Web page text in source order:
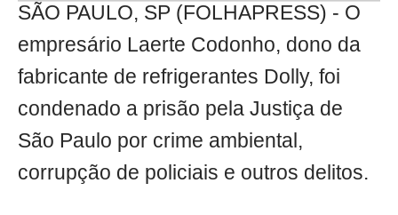
SÃO PAULO, SP (FOLHAPRESS) - O
empresário Laerte Codonho, dono da
fabricante de refrigerantes Dolly, foi
condenado a prisão pela Justiça de
São Paulo por crime ambiental,
corrupção de policiais e outros delitos.